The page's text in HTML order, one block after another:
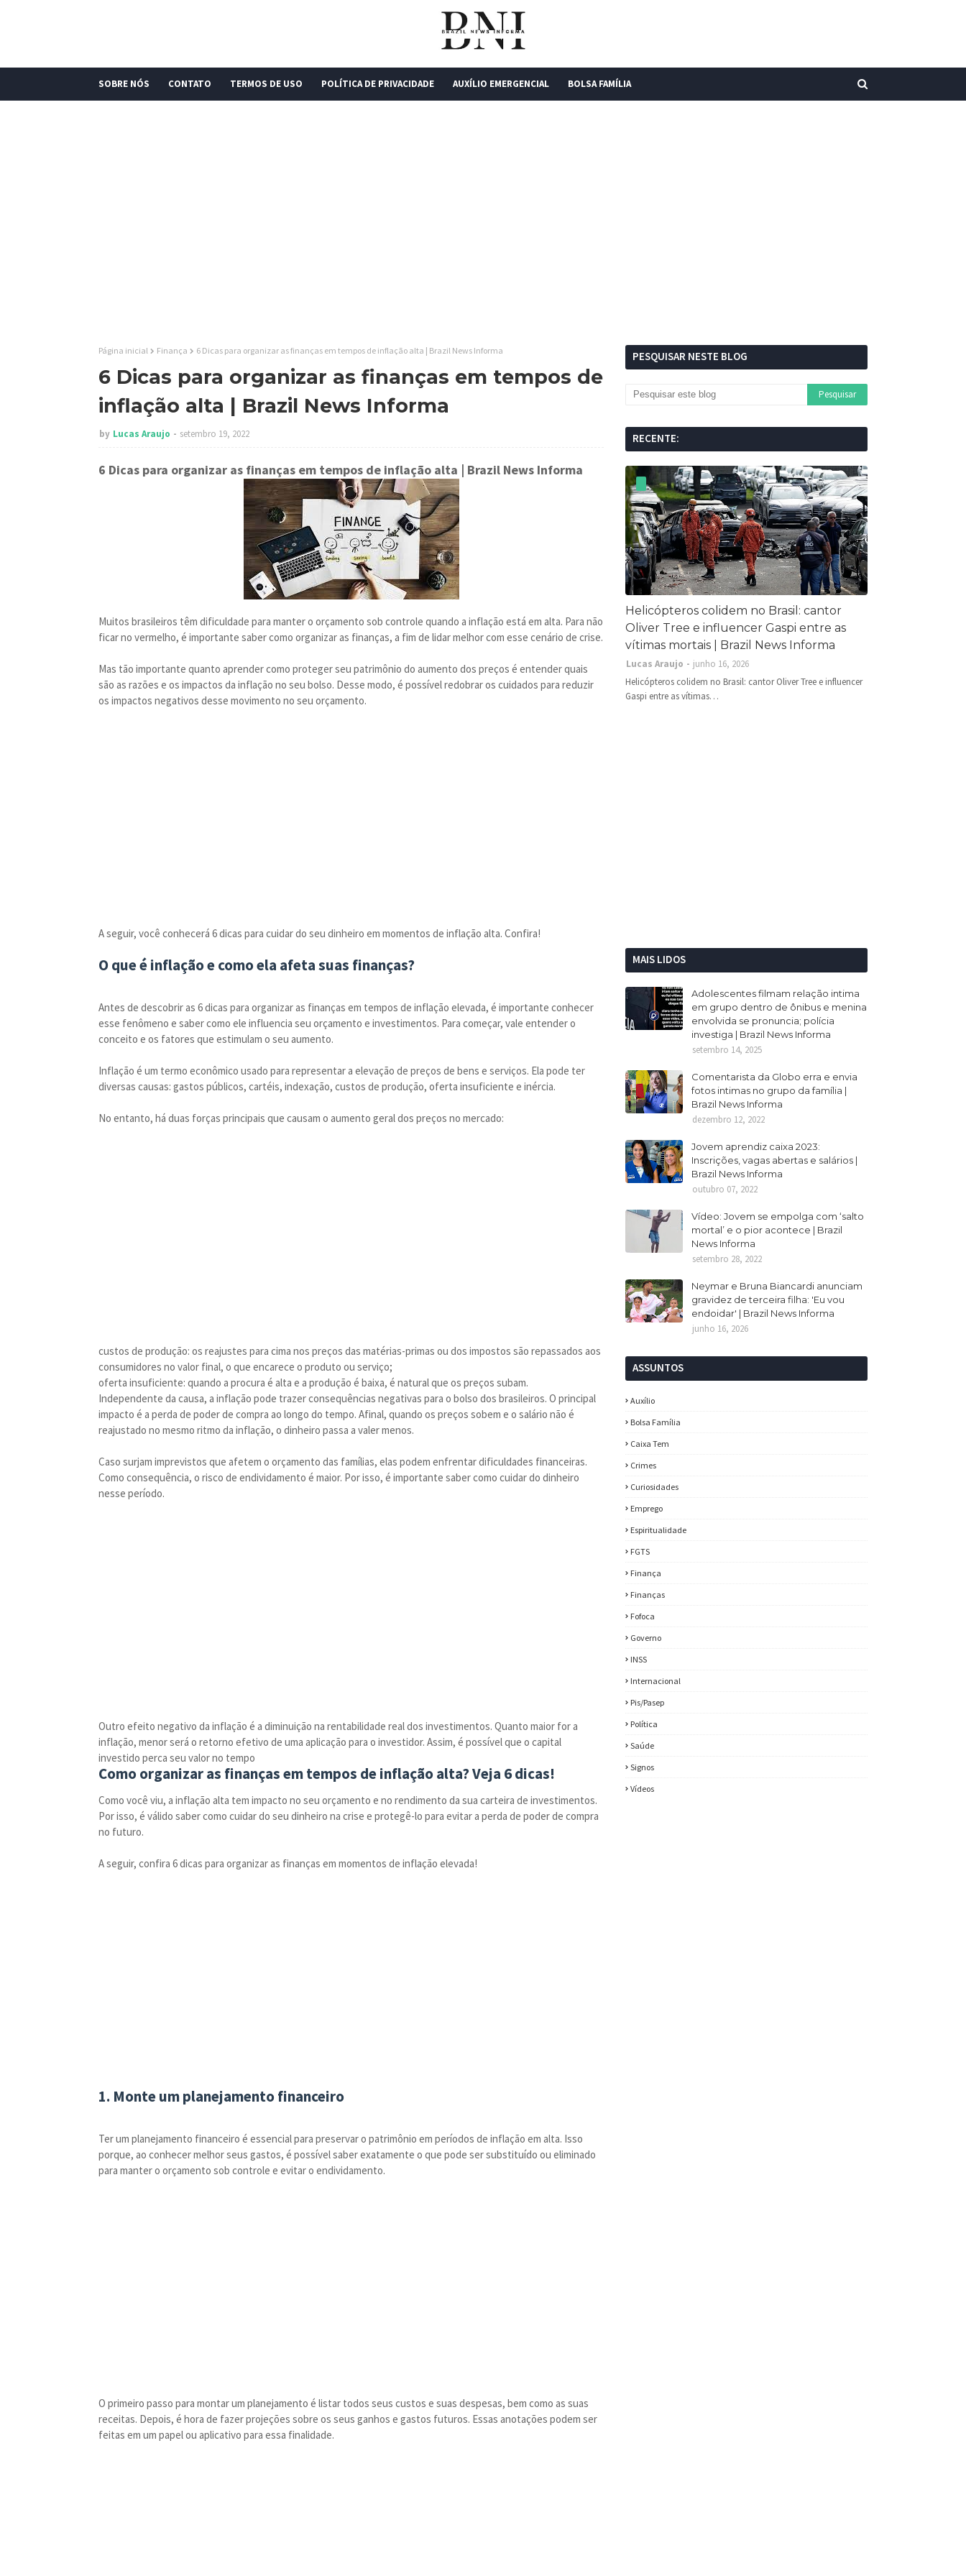
SOBRE NÓS CONTATO TERMOS DE USO POLÍTICA DE PRIVACIDADE AUXÍLIO EMERGENCIAL BOLSA FAMÍLIA
Página inicial Finança 6 Dicas para organizar as finanças em tempos de inflação alta | Brazil News Informa
6 Dicas para organizar as finanças em tempos de
inflação alta | Brazil News Informa
by Lucas Araujo setembro 19, 2022
6 Dicas para organizar as finanças em tempos de inflação alta | Brazil News Informa
Muitos brasileiros têm dificuldade para manter o orçamento sob controle quando a inflação está em alta. Para não
ficar no vermelho, é importante saber como organizar as finanças, a fim de lidar melhor com esse cenário de crise.
Mas tão importante quanto aprender como proteger seu patrimônio do aumento dos preços é entender quais
são as razões e os impactos da inflação no seu bolso. Desse modo, é possível redobrar os cuidados para reduzir
os impactos negativos desse movimento no seu orçamento.
A seguir, você conhecerá 6 dicas para cuidar do seu dinheiro em momentos de inflação alta. Confira!
O que é inflação e como ela afeta suas finanças?
Antes de descobrir as 6 dicas para organizar as finanças em tempos de inflação elevada, é importante conhecer
esse fenômeno e saber como ele influencia seu orçamento e investimentos. Para começar, vale entender o
conceito e os fatores que estimulam o seu aumento.
Inflação é um termo econômico usado para representar a elevação de preços de bens e serviços. Ela pode ter
diversas causas: gastos públicos, cartéis, indexação, custos de produção, oferta insuficiente e inércia.
No entanto, há duas forças principais que causam o aumento geral dos preços no mercado:
custos de produção: os reajustes para cima nos preços das matérias-primas ou dos impostos são repassados aos
consumidores no valor final, o que encarece o produto ou serviço;
oferta insuficiente: quando a procura é alta e a produção é baixa, é natural que os preços subam.
Independente da causa, a inflação pode trazer consequências negativas para o bolso dos brasileiros. O principal
impacto é a perda de poder de compra ao longo do tempo. Afinal, quando os preços sobem e o salário não é
reajustado no mesmo ritmo da inflação, o dinheiro passa a valer menos.
Caso surjam imprevistos que afetem o orçamento das famílias, elas podem enfrentar dificuldades financeiras.
Como consequência, o risco de endividamento é maior. Por isso, é importante saber como cuidar do dinheiro
nesse período.
Outro efeito negativo da inflação é a diminuição na rentabilidade real dos investimentos. Quanto maior for a
inflação, menor será o retorno efetivo de uma aplicação para o investidor. Assim, é possível que o capital
investido perca seu valor no tempo
Como organizar as finanças em tempos de inflação alta? Veja 6 dicas!
Como você viu, a inflação alta tem impacto no seu orçamento e no rendimento da sua carteira de investimentos.
Por isso, é válido saber como cuidar do seu dinheiro na crise e protegê-lo para evitar a perda de poder de compra
no futuro.
A seguir, confira 6 dicas para organizar as finanças em momentos de inflação elevada!
1. Monte um planejamento financeiro
Ter um planejamento financeiro é essencial para preservar o patrimônio em períodos de inflação em alta. Isso
porque, ao conhecer melhor seus gastos, é possível saber exatamente o que pode ser substituído ou eliminado
para manter o orçamento sob controle e evitar o endividamento.
O primeiro passo para montar um planejamento é listar todos seus custos e suas despesas, bem como as suas
receitas. Depois, é hora de fazer projeções sobre os seus ganhos e gastos futuros. Essas anotações podem ser
feitas em um papel ou aplicativo para essa finalidade.
PESQUISAR NESTE BLOG
RECENTE:
Helicópteros colidem no Brasil: cantor
Oliver Tree e influencer Gaspi entre as
vítimas mortais | Brazil News Informa
Lucas Araujo
junho 16, 2026
Helicópteros colidem no Brasil: cantor Oliver Tree e influencer
Gaspi entre as vítimas…
MAIS LIDOS
Adolescentes filmam relação intima
em grupo dentro de ônibus e menina
envolvida se pronuncia; polícia
investiga | Brazil News Informa
setembro 14, 2025
Comentarista da Globo erra e envia
fotos intimas no grupo da família |
Brazil News Informa
dezembro 12, 2022
Jovem aprendiz caixa 2023:
Inscrições, vagas abertas e salários |
Brazil News Informa
outubro 07, 2022
Vídeo: Jovem se empolga com ‘salto
mortal’ e o pior acontece | Brazil
News Informa
setembro 28, 2022
Neymar e Bruna Biancardi anunciam
gravidez de terceira filha: 'Eu vou
endoidar' | Brazil News Informa
junho 16, 2026
ASSUNTOS
Auxílio
Bolsa Família
Caixa Tem
Crimes
Curiosidades
Emprego
Espiritualidade
FGTS
Finança
Finanças
Fofoca
Governo
INSS
Internacional
Pis/Pasep
Política
Saúde
Signos
Vídeos